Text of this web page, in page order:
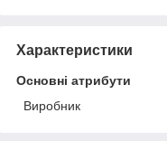
Характеристики
Основні атрибути
Виробник